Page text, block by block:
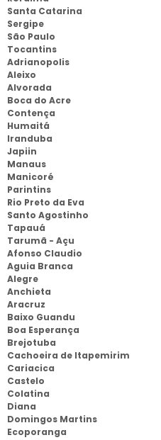
Santa Catarina
Sergipe
São Paulo
Tocantins
Adrianopolis
Aleixo
Alvorada
Boca do Acre
Contença
Humaitá
Iranduba
Japiin
Manaus
Manicoré
Parintins
Rio Preto da Eva
Santo Agostinho
Tapauá
Tarumã - Açu
Afonso Claudio
Aguia Branca
Alegre
Anchieta
Aracruz
Baixo Guandu
Boa Esperança
Brejotuba
Cachoeira de Itapemirim
Cariacica
Castelo
Colatina
Diana
Domingos Martins
Ecoporanga